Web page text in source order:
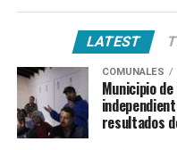
LATEST
COMUNALES
Municipio
resultados